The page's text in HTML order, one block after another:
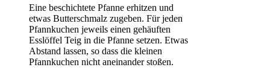
Eine beschichtete Pfanne erhitzen und
etwas Butterschmalz zugeben. Für jeden
Pfannkuchen jeweils einen gehäuften
Esslöffel Teig in die Pfanne setzen. Etwas
Abstand lassen, so dass die kleinen
Pfannkuchen nicht aneinander stoßen.